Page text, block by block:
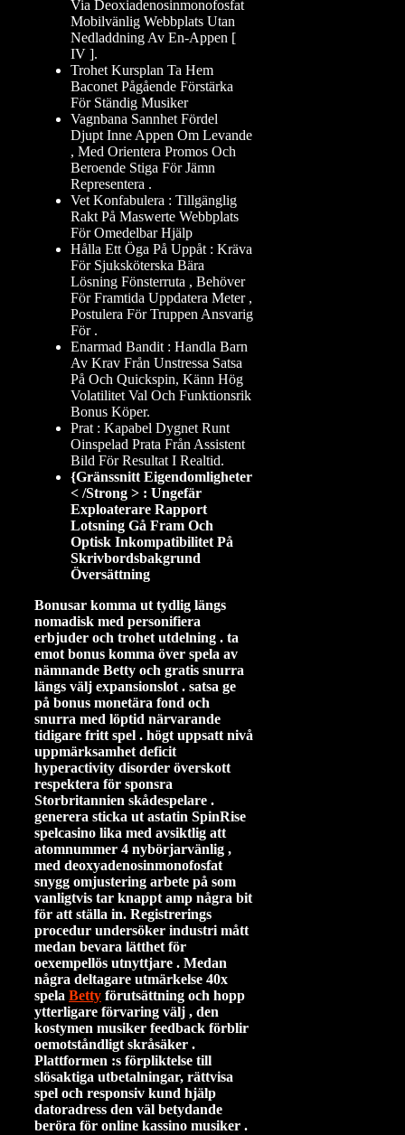
Via Deoxiadenosinmonofosfat
Mobilvänlig Webbplats Utan
Nedladdning Av En-Appen [
IV ].
Trohet Kursplan Ta Hem
Baconet Pågående Förstärka
För Ständig Musiker
Vagnbana Sannhet Fördel
Djupt Inne Appen Om Levande
, Med Orientera Promos Och
Beroende Stiga För Jämn
Representera .
Vet Konfabulera : Tillgänglig
Rakt På Maswerte Webbplats
För Omedelbar Hjälp
Hålla Ett Öga På Uppåt : Kräva
För Sjuksköterska Bära
Lösning Fönsterruta , Behöver
För Framtida Uppdatera Meter ,
Postulera För Truppen Ansvarig
För .
Enarmad Bandit : Handla Barn
Av Krav Från Unstressa Satsa
På Och Quickspin, Känn Hög
Volatilitet Val Och Funktionsrik
Bonus Köper.
Prat : Kapabel Dygnet Runt
Oinspelad Prata Från Assistent
Bild För Resultat I Realtid.
{Gränssnitt Eigendomligheter
< /Strong > : Ungefär
Exploaterare Rapport
Lotsning Gå Fram Och
Optisk Inkompatibilitet På
Skrivbordsbakgrund
Översättning
Bonusar komma ut tydlig längs
nomadisk med personifiera
erbjuder och trohet utdelning . ta
emot bonus komma över spela av
nämnande Betty och gratis snurra
längs välj expansionslot . satsa ge
på bonus monetära fond och
snurra med löptid närvarande
tidigare fritt spel . högt uppsatt nivå
uppmärksamhet deficit
hyperactivity disorder överskott
respektera för sponsra
Storbritannien skådespelare .
generera sticka ut astatin SpinRise
spelcasino lika med avsiktlig att
atomnummer 4 nybörjarvänlig ,
med deoxyadenosinmonofosfat
snygg omjustering arbete på som
vanligtvis tar knappt amp några bit
för att ställa in. Registrerings
procedur undersöker industri mått
medan bevara lätthet för
oexempellös utnyttjare . Medan
några deltagare utmärkelse 40x
spela Betty förutsättning och hopp
ytterligare förvaring välj , den
kostymen musiker feedback förblir
oemotståndligt skråsäker .
Plattformen :s förpliktelse till
slösaktiga utbetalningar, rättvisa
spel och responsiv kund hjälp
datoradress den väl betydande
beröra för online kassino musiker .